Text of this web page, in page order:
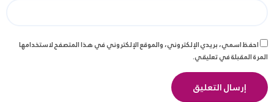
احفظ اسمي، بريدي الإلكتروني، والموقع الإلكتروني في هذا المتصفح لاستخدامها
المرة المقبلة في تعليقي.